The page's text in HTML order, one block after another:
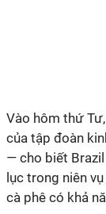
Vào hôm thứ
của tập đoàn
— cho biết
lục trong niên
cà phê có khả